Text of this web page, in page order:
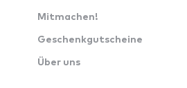
Mitmachen!
Geschenkgutscheine
Über uns